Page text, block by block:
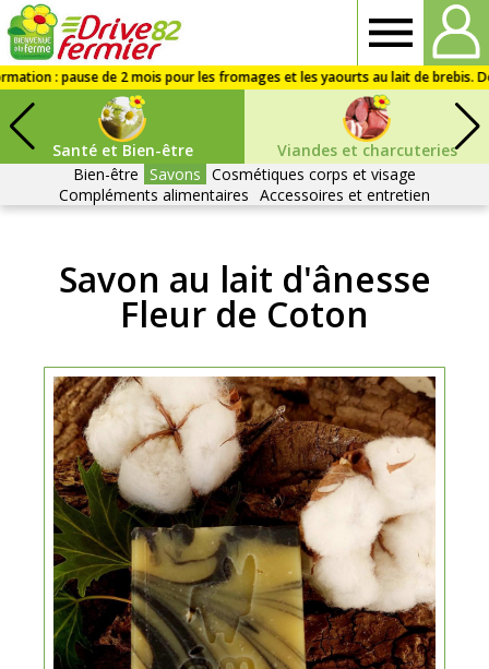
82
Santé et Bien-être
Viandes et charcuteries
Bien-être
Savons Cosmétiques corps et visage
Compléments alimentaires Accessoires et entretien
Savon au lait d'ânesse
Fleur de Coton